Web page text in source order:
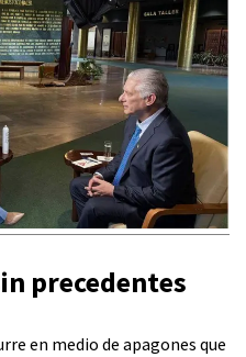
precedentes
en medio de apagones que